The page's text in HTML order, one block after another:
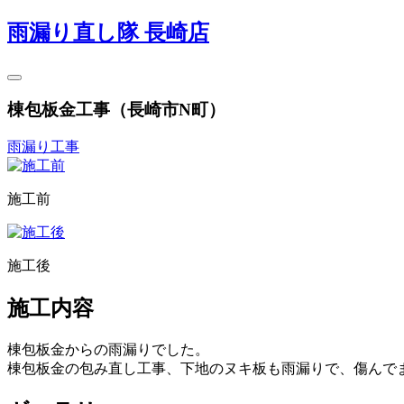
雨漏り直し隊 長崎店
棟包板金工事（長崎市N町）
雨漏り工事
施工前
施工後
施工内容
棟包板金からの雨漏りでした。
棟包板金の包み直し工事、下地のヌキ板も雨漏りで、傷んで